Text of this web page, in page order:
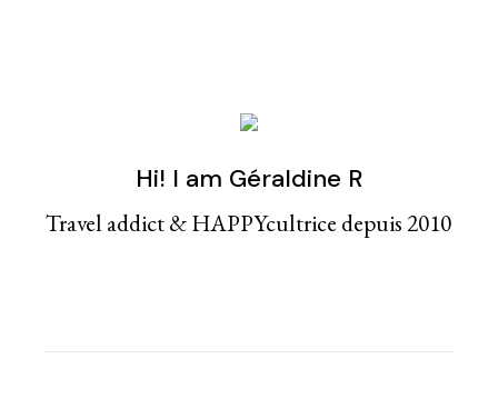
Hi! I am Géraldine R
Travel addict & HAPPYcultrice depuis 2010